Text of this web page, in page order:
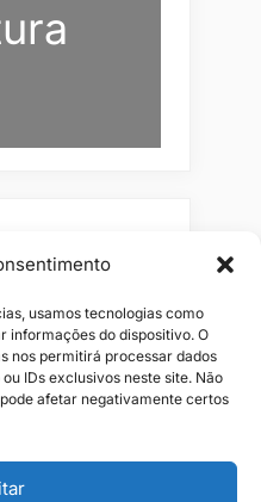
usamos tecnologias como
informações do dispositivo. O
nos permitirá processar dados
IDs exclusivos neste site. Não
afetar negativamente certos